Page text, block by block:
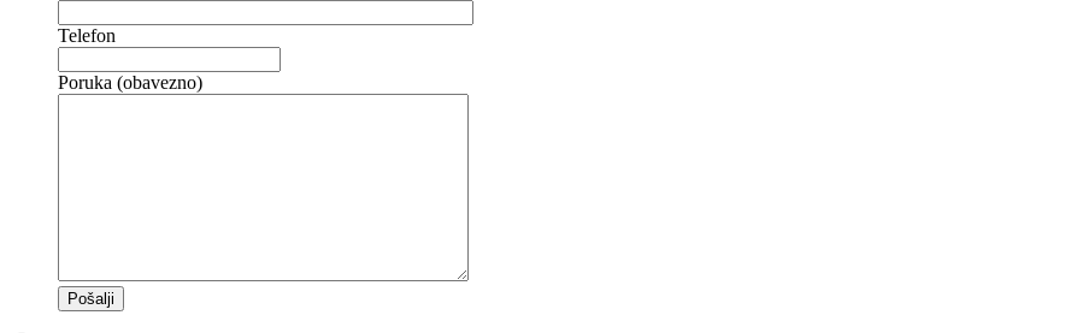
Telefon
Poruka (obavezno)